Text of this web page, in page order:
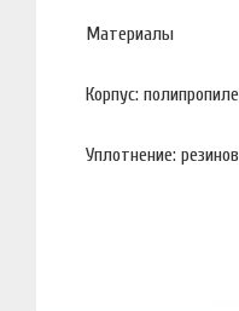
Материалы
Корпус:
Уплотнение: